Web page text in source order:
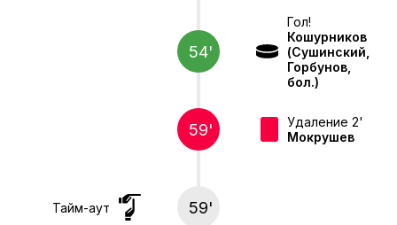
54'
Гол!
Кошурников
(Сушинский,
Горбунов,
бол.)
59'
Удаление 2'
Мокрушев
Тайм-аут 59'